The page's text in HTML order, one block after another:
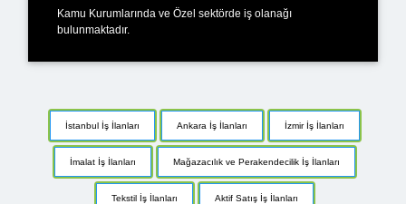
Kamu Kurumlarında ve Özel sektörde iş olanağı
bulunmaktadır.
İstanbul İş İlanları Ankara İş İlanları İzmir İş İlanları
İmalat İş İlanları Mağazacılık ve Perakendecilik İş İlanları
Tekstil İş İlanları Aktif Satış İş İlanları